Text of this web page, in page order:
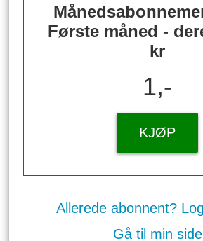
Første måned -
kr
1,-
KJØP
Allerede abonnent?
Gå til min side